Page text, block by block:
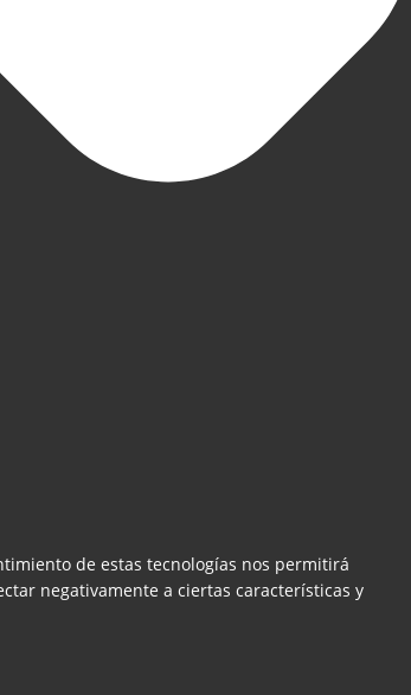
de estas tecnologías nos permitirá
negativamente a ciertas características y